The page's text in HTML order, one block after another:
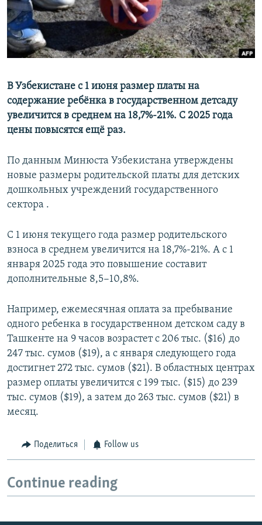
В Узбекистане с 1 июня размер платы на
содержание ребёнка в государственном детсаду
увеличится в среднем на 18,7%-21%. С 2025 года
цены повысятся ещё раз.
По данным Минюста Узбекистана утверждены
новые размеры родительской платы для детских
дошкольных учреждений государственного
сектора .
С 1 июня текущего года размер родительского
взноса в среднем увеличится на 18,7%-21%. А с 1
января 2025 года это повышение составит
дополнительные 8,5−10,8%.
Например, ежемесячная оплата за пребывание
одного ребенка в государственном детском саду в
Ташкенте на 9 часов возрастет с 206 тыс. ($16) до
247 тыс. сумов ($19), а с января следующего года
достигнет 272 тыс. сумов ($21). В областных центрах
размер оплаты увеличится с 199 тыс. ($15) до 239
тыс. сумов ($19), а затем до 263 тыс. сумов ($21) в
месяц.
Поделиться Follow us
Continue reading